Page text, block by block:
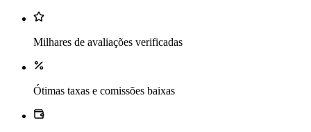
Milhares de avaliações verificadas
Ótimas taxas e comissões baixas